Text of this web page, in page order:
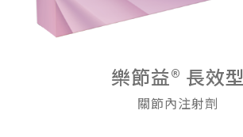
樂節益® 長效型
關節內注射劑